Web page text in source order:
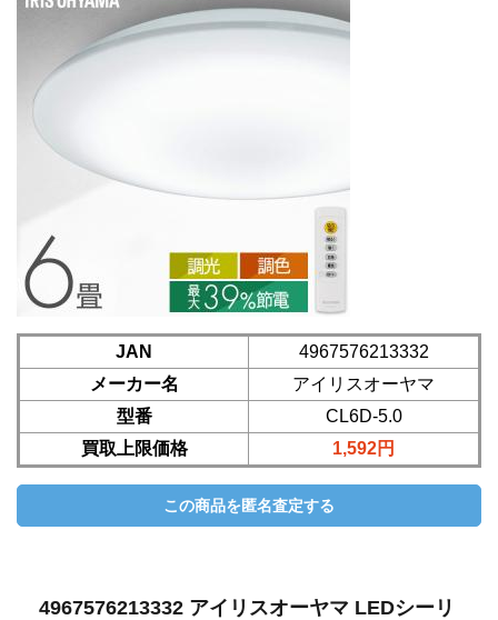
JAN
4967576213332
メーカー名
アイリスオーヤマ
型番
CL6D-5.0
買取上限価格
1,592円
4967576213332 アイリスオーヤマ LEDシーリ